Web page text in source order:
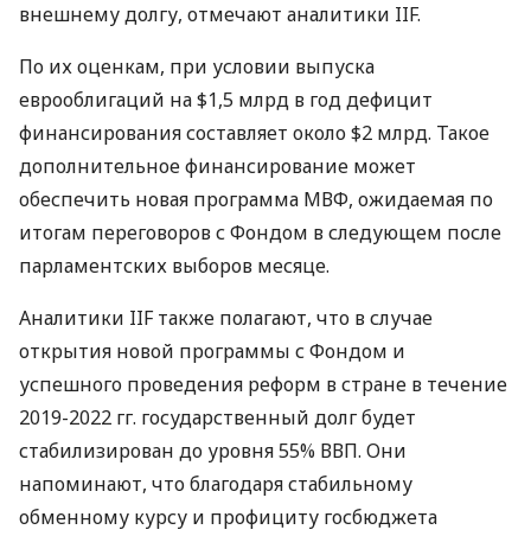
внешнему долгу, отмечают аналитики IIF.
По их оценкам, при условии выпуска
еврооблигаций на $1,5 млрд в год дефицит
финансирования составляет около $2 млрд. Такое
дополнительное финансирование может
обеспечить новая программа МВФ, ожидаемая по
итогам переговоров с Фондом в следующем после
парламентских выборов месяце.
Аналитики IIF также полагают, что в случае
открытия новой программы с Фондом и
успешного проведения реформ в стране в течение
2019-2022 гг. государственный долг будет
стабилизирован до уровня 55% ВВП. Они
напоминают, что благодаря стабильному
обменному курсу и профициту госбюджета